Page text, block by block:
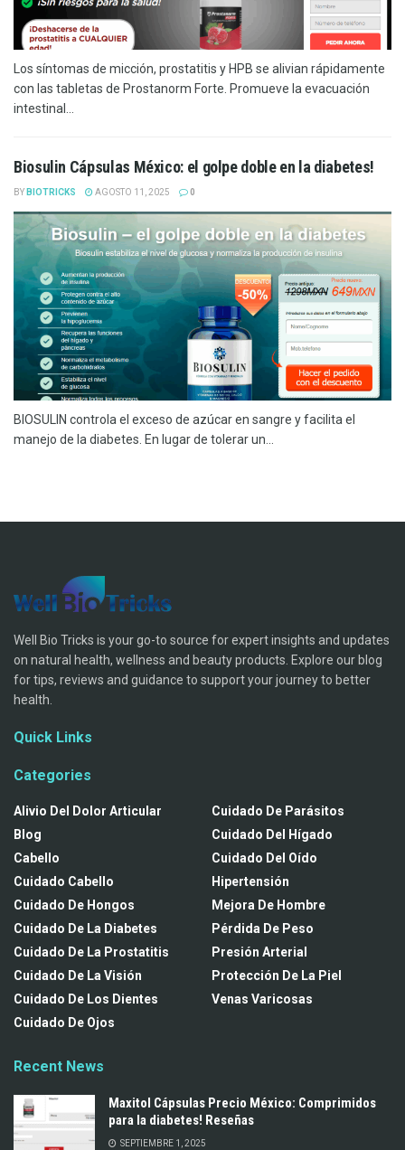
Los síntomas de micción, prostatitis y HPB se alivian rápidamente
con las tabletas de Prostanorm Forte. Promueve la evacuación
intestinal...
Biosulin Cápsulas México: el golpe doble en la diabetes!
BY BIOTRICKS AGOSTO 11, 2025 0
BIOSULIN controla el exceso de azúcar en sangre y facilita el
manejo de la diabetes. En lugar de tolerar un...
Well Bio Tricks is your go-to source for expert insights and updates
on natural health, wellness and beauty products. Explore our blog
for tips, reviews and guidance to support your journey to better
health.
Quick Links
Categories
Alivio Del Dolor Articular
Blog
Cabello
Cuidado Cabello
Cuidado De Hongos
Cuidado De La Diabetes
Cuidado De La Prostatitis
Cuidado De La Visión
Cuidado De Los Dientes
Cuidado De Ojos
Cuidado De Parásitos
Cuidado Del Hígado
Cuidado Del Oído
Hipertensión
Mejora De Hombre
Pérdida De Peso
Presión Arterial
Protección De La Piel
Venas Varicosas
Recent News
Maxitol Cápsulas Precio México: Comprimidos
para la diabetes! Reseñas
SEPTIEMBRE 1, 2025